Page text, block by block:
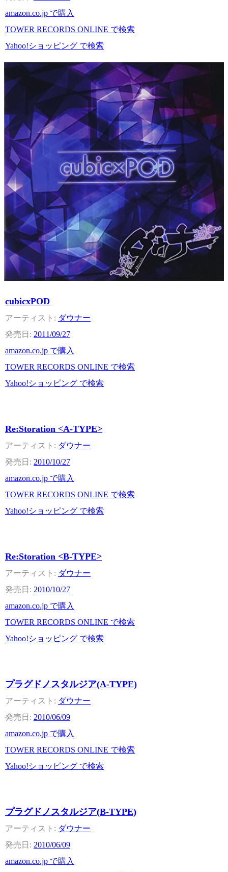
amazon.co.jp で購入
TOWER RECORDS ONLINE で検索
Yahoo!ショッピング で検索
cubicxPOD
ダウナー
2011/09/27
amazon.co.jp で購入
TOWER RECORDS ONLINE で検索
Yahoo!ショッピング で検索
Re:Storation <A-TYPE>
ダウナー
2010/10/27
amazon.co.jp で購入
TOWER RECORDS ONLINE で検索
Yahoo!ショッピング で検索
Re:Storation <B-TYPE>
ダウナー
2010/10/27
amazon.co.jp で購入
TOWER RECORDS ONLINE で検索
Yahoo!ショッピング で検索
プラグドノスタルジア(A-TYPE)
ダウナー
2010/06/09
amazon.co.jp で購入
TOWER RECORDS ONLINE で検索
Yahoo!ショッピング で検索
プラグドノスタルジア(B-TYPE)
ダウナー
2010/06/09
amazon.co.jp で購入